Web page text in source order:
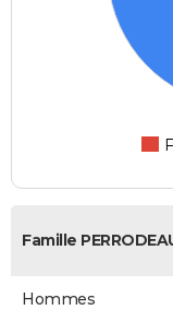
Famille
Hommes